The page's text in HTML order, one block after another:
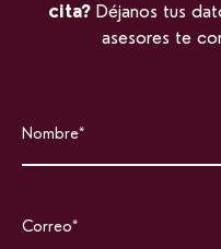
cita? Déjanos tus
asesores te